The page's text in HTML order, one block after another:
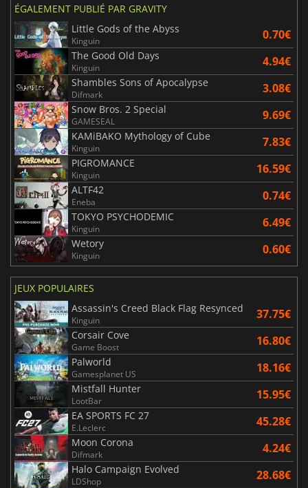
ÉGALEMENT PUBLIÉ PAR GRAVITY
Little Gods of the Abyss
Kinguin 0.70€
The Good Old Days
Kinguin 4.94€
Shambles Sons of Apocalypse
Difmark 3.08€
Snow Bros. 2 Special
GAMESEAL 9.69€
KAMiBAKO Mythology of Cube
Kinguin 7.83€
PIGROMANCE
Kinguin 16.59€
ALTF42
Eneba 0.74€
TOKYO PSYCHODEMIC
Kinguin 6.49€
Wetory
Kinguin 0.60€
JEUX POPULAIRES
Assassin's Creed Black Flag Resynced
Kinguin 37.75€
Corsair Cove
Game Boost 16.80€
Palworld
Gamesplanet US 18.16€
Mistfall Hunter
LootBar 15.95€
EA SPORTS FC 27
E.Leclerc 45.28€
Moon Corona
Difmark 4.24€
Halo Campaign Evolved
LDShop 28.68€